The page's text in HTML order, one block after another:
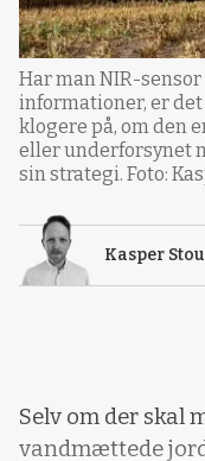
Har man NIR-
informationer, er
klogere på, om den
eller underforsynet
sin strategi. Foto:
Kasper
Selv om der skal
vandmættede